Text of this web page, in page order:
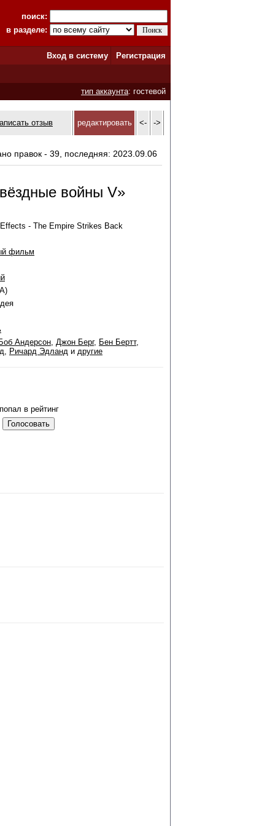
поиск:
в разделе:
Вход в систему Регистрация
тип аккаунта: гостевой
отзыв редактировать <- ->
правок - 39, последняя: 2023.09.06
войны V»
- The Empire Strikes Back
фильм
Андерсон, Джон Берг, Бен Бертт,
, Ричард Эдланд и другие
в рейтинг